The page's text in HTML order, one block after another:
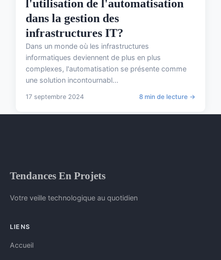
l'utilisation de l'automatisation
dans la gestion des
infrastructures IT?
Dans un monde où les infrastructures
informatiques deviennent de plus en plus
complexes, l'automatisation se présente comme
une solution incontournabl...
17 septembre 2024 8 min de lecture →
Tendances En Projets
Votre veille technologique au quotidien
LIENS
Accueil